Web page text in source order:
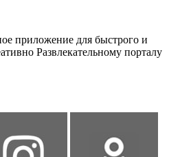
приложение для быстрого и
Развлекательному порталу